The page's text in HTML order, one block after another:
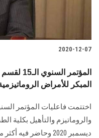
2020-12-07
المؤتمر
المبكر للأمراض